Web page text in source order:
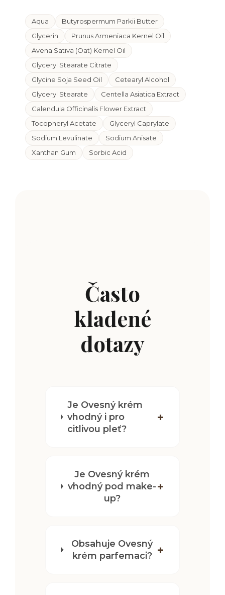
Aqua
Butyrospermum Parkii Butter
Glycerin
Prunus Armeniaca Kernel Oil
Avena Sativa (Oat) Kernel Oil
Glyceryl Stearate Citrate
Glycine Soja Seed Oil
Cetearyl Alcohol
Glyceryl Stearate
Centella Asiatica Extract
Calendula Officinalis Flower Extract
Tocopheryl Acetate
Glyceryl Caprylate
Sodium Levulinate
Sodium Anisate
Xanthan Gum
Sorbic Acid
Často
kladené
dotazy
Je Ovesný krém
vhodný i pro
citlivou pleť?
Je Ovesný krém
vhodný pod make-
up?
Obsahuje Ovesný
krém parfemaci?